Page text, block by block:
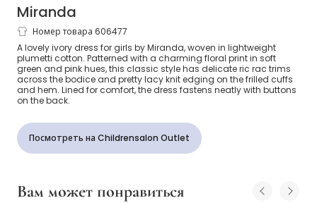
Miranda
Girls Ivory Floral Cotton Long-Sleeved
Dress
Номер товара 606477
A lovely ivory dress for girls by Miranda, woven in lightweight
plumetti cotton. Patterned with a charming floral print in soft
green and pink hues, this classic style has delicate ric rac trims
across the bodice and pretty lacy knit edging on the frilled cuffs
and hem. Lined for comfort, the dress fastens neatly with buttons
on the back.
Посмотреть на Childrensalon Outlet
Вам может понравиться